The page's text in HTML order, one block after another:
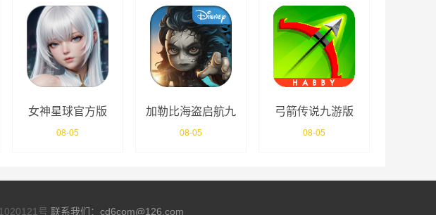
女神星球官方版
08-05
加勒比海盗启航九
游版
08-05
弓箭传说九游版
08-05
号 联系我们：cd6com@126.com